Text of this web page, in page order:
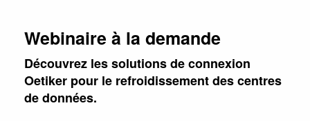
Webinaire à la demande
Découvrez les solutions de connexion
Oetiker pour le refroidissement des centres
de données.